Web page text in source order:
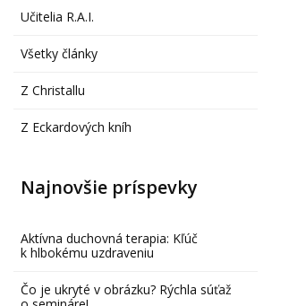
Učitelia R.A.I.
Všetky články
Z Christallu
Z Eckardových kníh
Najnovšie príspevky
Aktívna duchovná terapia: Kľúč
k hlbokému uzdraveniu
Čo je ukryté v obrázku? Rýchla súťaž